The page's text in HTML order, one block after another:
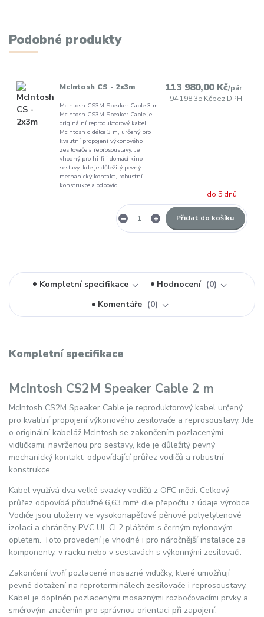
Podobné produkty
McIntosh CS - 2x3m
McIntosh CS3M Speaker Cable 3 m
McIntosh CS3M Speaker Cable je
originální reproduktorový kabel
McIntosh o délce 3 m, určený pro
kvalitní propojení výkonového
zesilovače a reprosoustavy. Je
vhodný pro hi-fi i domácí kino
sestavy, kde je důležitý pevný
mechanický kontakt, robustní
konstrukce a odpovíd...
113 980,00 Kč/pár
94 198,35 Kčbez DPH
do 5 dnů
Přidat do košíku
Kompletní specifikace Hodnocení
0
Komentáře
0
Kompletní specifikace
McIntosh CS2M Speaker Cable 2 m
McIntosh CS2M Speaker Cable je reproduktorový kabel určený
pro kvalitní propojení výkonového zesilovače a reprosoustavy. Jde
o originální kabeláž McIntosh se zakončením pozlacenými
vidličkami, navrženou pro sestavy, kde je důležitý pevný
mechanický kontakt, odpovídající průřez vodičů a robustní
konstrukce.
Kabel využívá dva velké svazky vodičů z OFC mědi. Celkový
průřez odpovídá přibližně 6,63 mm² dle přepočtu z údaje výrobce.
Vodiče jsou uloženy ve vysokonapěťové pěnové polyetylenové
izolaci a chráněny PVC UL CL2 pláštěm s černým nylonovým
opletem. Toto provedení je vhodné i pro náročnější instalace za
komponenty, v racku nebo v sestavách s výkonnými zesilovači.
Zakončení tvoří pozlacené mosazné vidličky, které umožňují
pevné dotažení na reproterminálech zesilovače i reprosoustavy.
Kabel je doplněn pozlacenými mosaznými rozbočovacími prvky a
směrovým značením pro správnou orientaci při zapojení.